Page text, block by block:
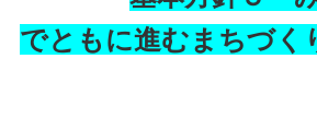
でともに進むまちづく